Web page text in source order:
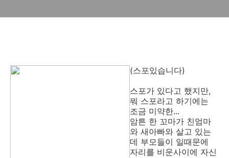
(스포있습니다)
스포가 있다고 했지만,
뭐 스포라고 하기에는
조금 미약한...
암튼 한 꼬마가 친엄마
와 새아빠와 살고 있는
데 부모들이 일때문에
자리를 비운사이에 자신